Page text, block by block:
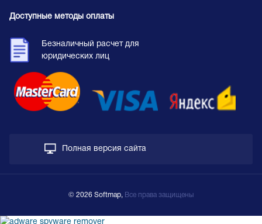
Доступные методы оплаты
Безналичный расчет для
юридических лиц
Полная версия сайта
© 2026 Softmap, Все права защищены